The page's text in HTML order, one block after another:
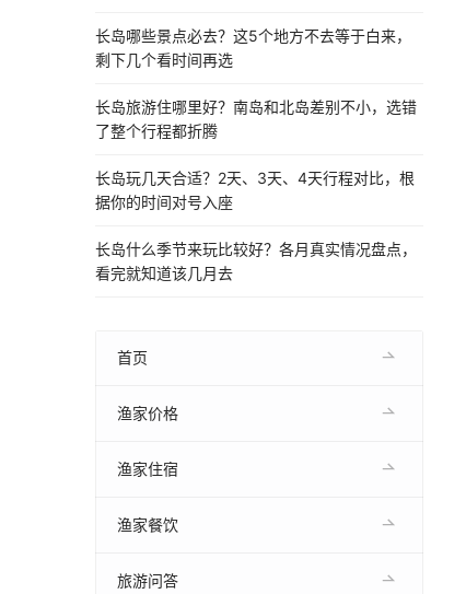
长岛哪些景点必去？这5个地方不去等于白来，
剩下几个看时间再选
长岛旅游住哪里好？南岛和北岛差别不小，选错
了整个行程都折腾
长岛玩几天合适？2天、3天、4天行程对比，根
据你的时间对号入座
长岛什么季节来玩比较好？各月真实情况盘点，
看完就知道该几月去
首页
渔家价格
渔家住宿
渔家餐饮
旅游问答